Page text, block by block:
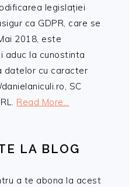
legislației
ca GDPR, care se
2018, este
aduc la cunostinta
datelor cu caracter
SC
Read More…
LA BLOG
a te abona la acest